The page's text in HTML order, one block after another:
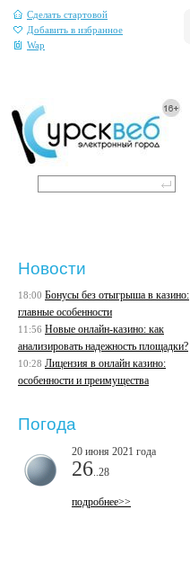
Сделать стартовой
Добавить в избранное
Wap
Новости
18:00 Бонусы без отыгрыша в казино:
главные особенности
11:56 Новые онлайн-казино: как
анализировать надежность площадки?
10:28 Лицензия в онлайн казино:
особенности и преимущества
Погода
20 июня 2021 года
26 ..28
подробнее>>